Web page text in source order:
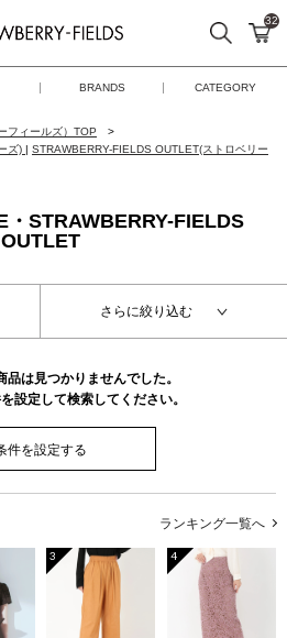
STRAWBERRY-FIELDS
検索 カ
32
BRANDS CATEGORY
フィールズ）TOP
ズ) | STRAWBERRY-FIELDS OUTLET(ストロベリー
・STRAWBERRY-FIELDS
OUTLET
さらに絞り込む
品は見つかりませんでした。
設定して検索してください。
件を設定する
ランキング一覧へ
3 4